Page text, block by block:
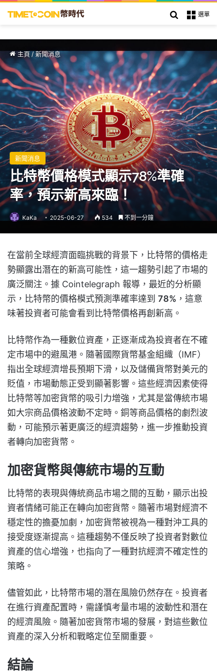
選單
搜索
主頁 /新聞消息
新聞消息
比特幣價格模式顯示78%準確
率，預示新高來臨！
KaKa 2025-06-27 534 不到一分鐘
在當前全球經濟面臨挑戰的背景下，比特幣的價格走
勢顯露出潛在的新高可能性，這一趨勢引起了市場的
廣泛關注。據 Cointelegraph 報導，最近的分析顯
示，比特幣的價格模式預測準確率達到 78% ，這意
味著投資者可能會看到比特幣價格再創新高。
比特幣作為一種數位資產，正逐漸成為投資者在不確
定市場中的避風港。隨著國際貨幣基金組織（IMF）
指出全球經濟增長預期下滑，以及儲備貨幣對美元的
貶值，市場動態正受到顯著影響。這些經濟因素使得
比特幣等加密貨幣的吸引力增強，尤其是當傳統市場
如大宗商品價格波動不定時。銅等商品價格的劇烈波
動，可能預示著更廣泛的經濟趨勢，進一步推動投資
者轉向加密貨幣。
加密貨幣與傳統市場的互動
比特幣的表現與傳統商品市場之間的互動，顯示出投
資者情緒可能正在轉向加密貨幣。隨著市場對經濟不
穩定性的擔憂加劇，加密貨幣被視為一種對沖工具的
接受度逐漸提高。這種趨勢不僅反映了投資者對數位
資產的信心增強，也指向了一種對抗經濟不確定性的
策略。
儘管如此，比特幣市場的潛在風險仍然存在。投資者
在進行資產配置時，需謹慎考量市場的波動性和潛在
的經濟風險。隨著加密貨幣市場的發展，對這些數位
資產的深入分析和戰略定位至關重要。
結論